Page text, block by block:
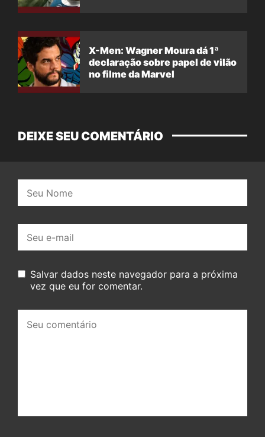
X-Men: Wagner Moura dá 1ª
declaração sobre papel de vilão
no filme da Marvel
DEIXE SEU COMENTÁRIO
mail:
Salvar dados neste navegador para a próxima
vez que eu for comentar.
comentário: